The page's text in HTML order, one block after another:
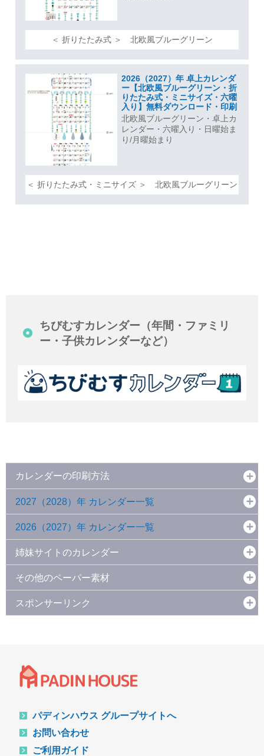
＜ 折りたたみ式 ＞ 北欧風ブルーグリーン
2026（2027）年 卓上カレンダ
ー【北欧風ブルーグリーン・折
りたたみ式・ミニサイズ・六曜
入り】無料ダウンロード・印刷
北欧風ブルーグリーン・卓上カ
レンダー・六曜入り・日曜始ま
り/月曜始まり
＜ 折りたたみ式・ミニサイズ ＞ 北欧風ブルーグリーン
ちびむすカレンダー（年間・ファミリ
ー・子供カレンダーなど）
カレンダーの印刷方法
2027（2028）年 カレンダー一覧
2026（2027）年 カレンダー一覧
姉妹サイトのカレンダー
その他のペーパー素材
スポンサーリンク
パディンハウス グループサイトへ
お問い合わせ
ご利用ガイド